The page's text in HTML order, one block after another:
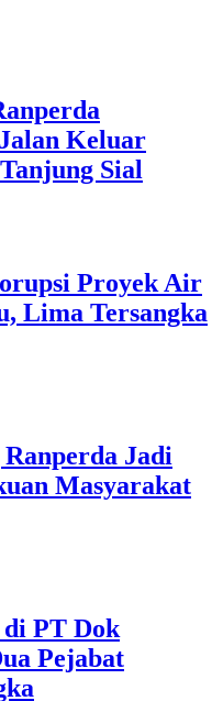
Keluar
Sial
Proyek Air
Lima Tersangka
Jadi
Masyarakat
PT Dok
Pejabat